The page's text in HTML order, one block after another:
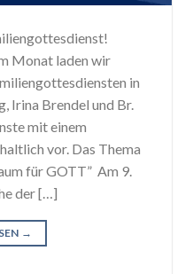
Monat laden wir
in
Irina Brendel und Br.
mit einem
vor. Das Thema
für GOTT” Am 9.
der […]
→